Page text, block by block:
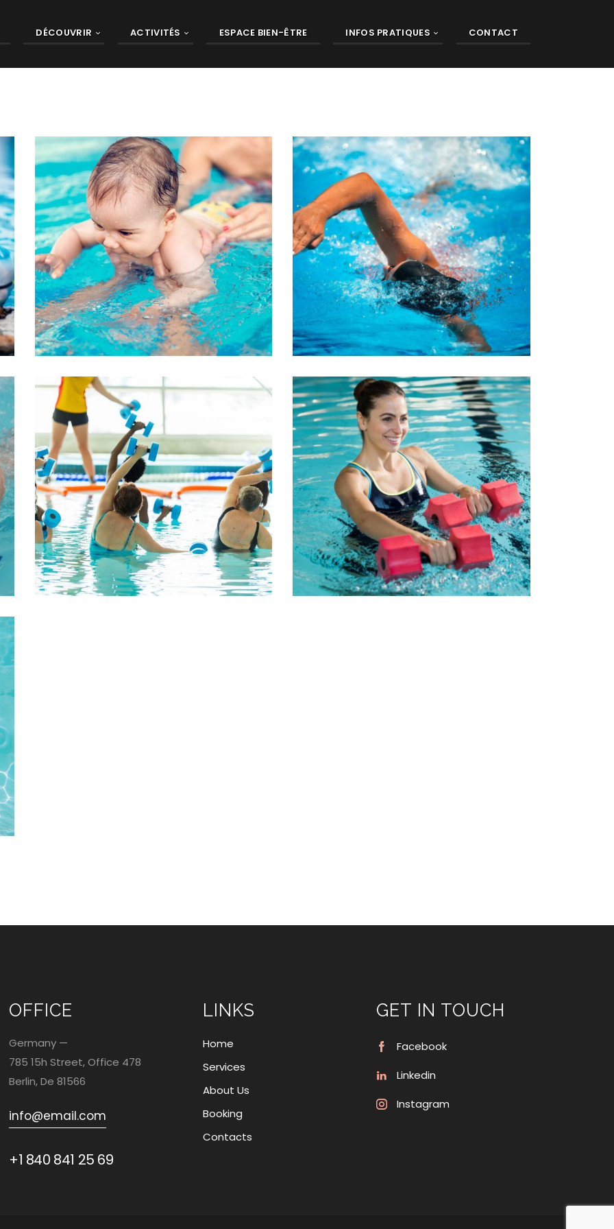
DÉCOUVRIR ACTIVITÉS ESPACE BIEN-ÊTRE INFOS PRATIQUES CONTACT
COURS NATATION
ADULTES
PERFECTIONNEMENT
ACTIVITÉS,ACTIVITÉS - PISCINE
DE LA FAISANDERIE
AQUATRAINING
ACTIVITÉS,ACTIVITÉS - PISCINE
DE LA FAISANDERIE
OFFICE
Germany —
785 15h Street, Office 478
Berlin, De 81566
info@email.com
+1 840 841 25 69
LINKS
Home
Services
About Us
Booking
Contacts
GET IN TOUCH
Facebook
Linkedin
Instagram